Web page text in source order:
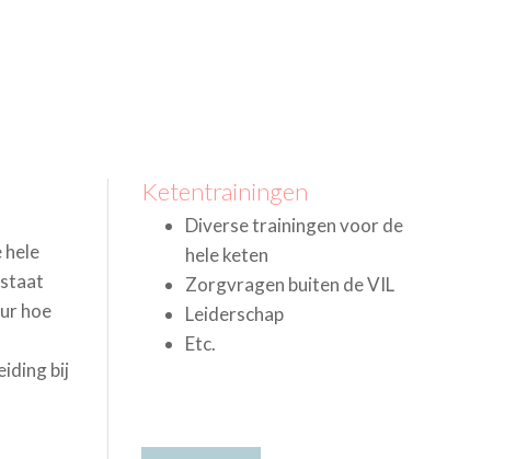
hele
hoe
bij
Ketentrainingen
Diverse trainingen voor de
hele keten
Zorgvragen buiten de VIL
Leiderschap
Etc.